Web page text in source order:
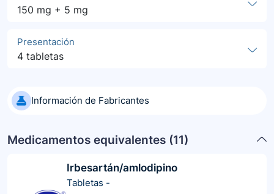
150 mg + 5 mg
Presentación
4 tabletas
Información de Fabricantes
Medicamentos equivalentes (11)
Irbesartán/amlodipino
Tabletas -